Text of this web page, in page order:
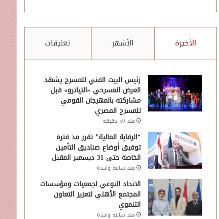
الأخيرة الأشهر تعليقات
رئيس البيت الفني للمسرح يشهد
العرض المسرحي «التياترو» قبل
مشاركته بالمهرجان القومي
للمسرح المصري
منذ 59 دقيقة
“الرقابة المالية” تقرر مد فترة
توفيق أوضاع صناديق التأمين
الخاصة حتى 31 ديسمبر المقبل
منذ ساعة واحدة
الاتحاد النوعي لجمعيات ومؤسسات
المجتمع الأهلي لتعزيز التعاون
التنموي
منذ ساعة واحدة